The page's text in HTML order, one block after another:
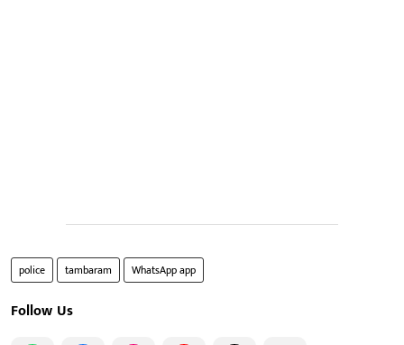
police tambaram WhatsApp app
Follow Us